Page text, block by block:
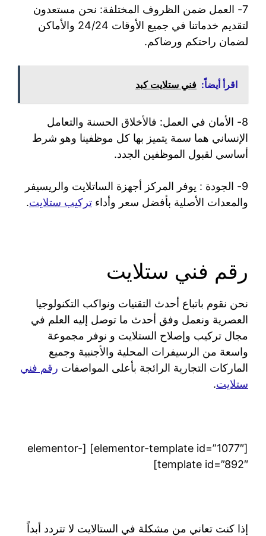
7- العمل ضمن الظروف المختلفة: نحن مستعدون
لتقديم خدماتنا في جميع الأوقات 24/24 والأماكن
لضمان راحتكم ورضاكم.
اقرأ أيضاً: فني ستلايت كبد
8- الأمان في العمل: فالأخلاق الحسنة والتعامل
الإنساني هما سمة يتميز بها كل موظفينا وهو شرط
أساسي لقبول الموظفين الجدد.
9- الجودة : يوفر المركز أجهزة الساتلايت والريسيفر
والمعدات الأصلية بأفضل سعر وأداء تركيب ستلايت.
رقم فني ستلايت
نحن نقوم باتباع أحدث التقنيات ونواكب التكنولوجيا
العصرية ونعمل وفق أحدث ما توصل إليه العلم في
مجال تركيب وإصلاح الستلايت و نوفر مجموعة
واسعة من الرسيفرات المحلية والأجنبية وجميع
الماركات التجارية الرائجة بأعلى المواصفات رقم فني
ستلايت.
[elementor-template id=”1077″] [elementor-
template id=”892″]
إذا كنت تعاني من مشكلة في الستالايت لا تتردد أبداً